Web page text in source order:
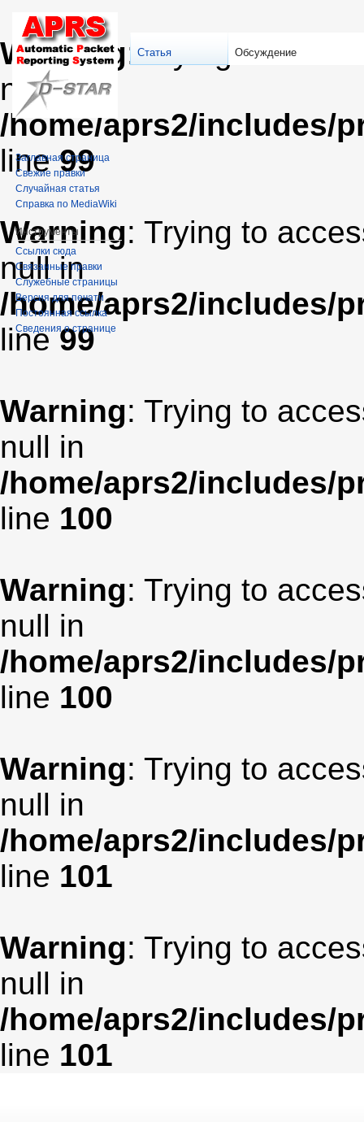
Warning: Trying to
null in
/home/aprs2/includes/
line99
Warning: Trying to
null in
/home/aprs2/includes/
line99
Warning: Trying to
null in
/home/aprs2/includes/
line 100
Warning: Trying to
null in
/home/aprs2/includes/
line 100
Warning: Trying to
null in
/home/aprs2/includes/
line 101
Warning: Trying to
null in
/home/aprs2/includes/
line 101
Статья Обсуждение
Заглавная страница
Свежие правки
Случайная статья
Справка по MediaWiki
Инструменты
Ссылки сюда
Связанные правки
Служебные страницы
Версия для печати
Постоянная ссылка
Сведения о странице